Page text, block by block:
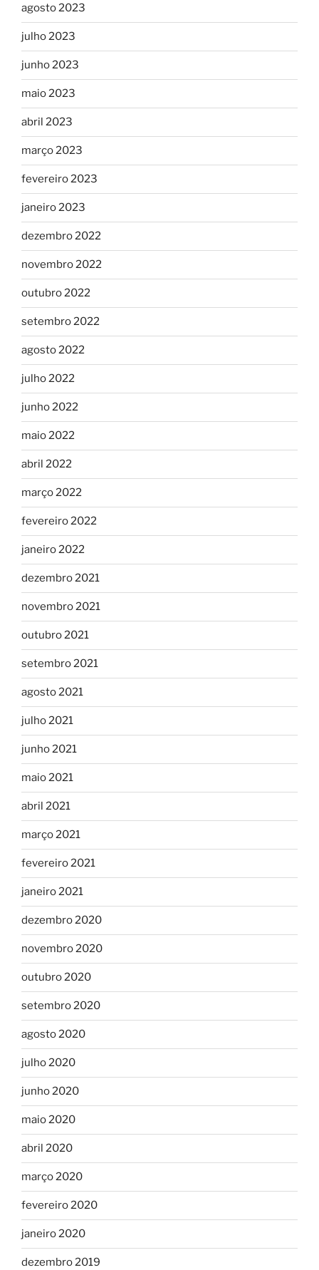
agosto 2023
julho 2023
junho 2023
maio 2023
abril 2023
março 2023
fevereiro 2023
janeiro 2023
dezembro 2022
novembro 2022
outubro 2022
setembro 2022
agosto 2022
julho 2022
junho 2022
maio 2022
abril 2022
março 2022
fevereiro 2022
janeiro 2022
dezembro 2021
novembro 2021
outubro 2021
setembro 2021
agosto 2021
julho 2021
junho 2021
maio 2021
abril 2021
março 2021
fevereiro 2021
janeiro 2021
dezembro 2020
novembro 2020
outubro 2020
setembro 2020
agosto 2020
julho 2020
junho 2020
maio 2020
abril 2020
março 2020
fevereiro 2020
janeiro 2020
dezembro 2019